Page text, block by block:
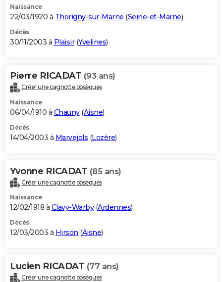
Naissance
22/03/1920 à Thorigny-sur-Marne (Seine-et-Marne)
Décès
30/11/2003 à Plaisir(Yvelines)
Pierre RICADAT (93 ans)
Créer une cagnotte obsèques
Naissance
06/04/1910 à Chauny(Aisne)
Décès
14/04/2003 à Marvejols (Lozère)
Yvonne RICADAT (85 ans)
Créer une cagnotte obsèques
Naissance
12/02/1918 à Clavy-Warby(Ardennes)
Décès
12/03/2003 à Hirson (Aisne)
Lucien RICADAT (77 ans)
Créer une cagnotte obsèques